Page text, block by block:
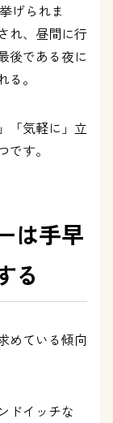
げられま
れ、昼間に行
後である夜に
。
「気軽に」立
す。
は手早
る
めている傾向
ドイッチな